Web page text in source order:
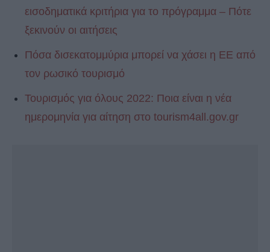
εισοδηματικά κριτήρια για το πρόγραμμα – Πότε
ξεκινούν οι αιτήσεις
Πόσα δισεκατομμύρια μπορεί να χάσει η ΕΕ από
τον ρωσικό τουρισμό
Τουρισμός για όλους 2022: Ποια είναι η νέα
ημερομηνία για αίτηση στο tourism4all.gov.gr